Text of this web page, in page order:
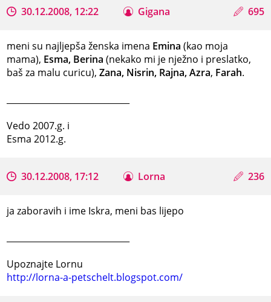
30.12.2008, 12:22 Gigana 695
meni su najljepša ženska imena Emina (kao moja
mama), Esma, Berina (nekako mi je nježno i preslatko,
baš za malu curicu),Zana, Nisrin, Rajna, Azra, Farah.
Vedo 2007.g. i
Esma 2012.g.
30.12.2008, 17:12 Lorna 236
ja zaboravih i ime Iskra, meni bas lijepo
Upoznajte Lornu
http://lorna-a-petschelt.blogspot.com/